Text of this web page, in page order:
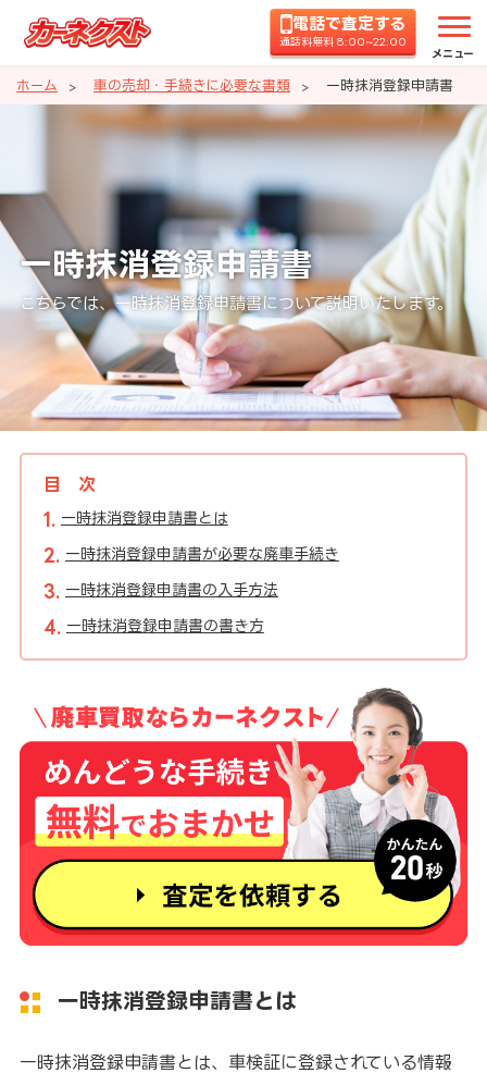
電話で査定する
通話料無料 8:00~22:00
メニュー
ホーム 車の売却・手続きに必要な書類 一時抹消登録申請書
一時抹消登録申請書
こちらでは、一時抹消登録申請書について説明いたします。
目次
一時抹消登録申請書とは
一時抹消登録申請書が必要な廃車手続き
一時抹消登録申請書の入手方法
一時抹消登録申請書の書き方
一時抹消登録申請書とは
一時抹消登録申請書とは、車検証に登録されている情報